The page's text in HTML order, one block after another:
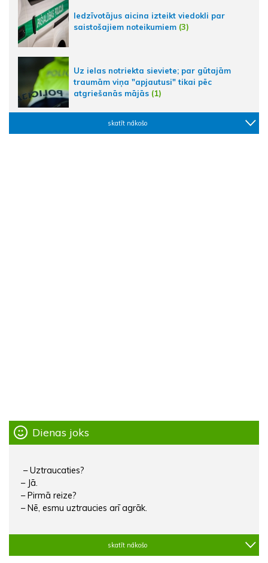
Iedzīvotājus aicina izteikt viedokli par
saistošajiem noteikumiem (3)
Uz ielas notriekta sieviete; par gūtajām
traumām viņa "apjautusi" tikai pēc
atgriešanās mājās (1)
skatīt nākošo
Dienas joks
– Uztraucaties?
– Jā.
– Pirmā reize?
– Nē, esmu uztraucies arī agrāk.
skatīt nākošo